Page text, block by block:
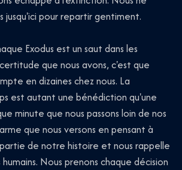
jusqu'ici pour repartir gentiment.
Exodus est un saut dans les
que nous avons, c'est que
en dizaines chez nous. La
est autant une bénédiction qu'une
minute que nous passons loin de nos
que nous versons en pensant à
de notre histoire et nous rappelle
Nous prenons chaque décision